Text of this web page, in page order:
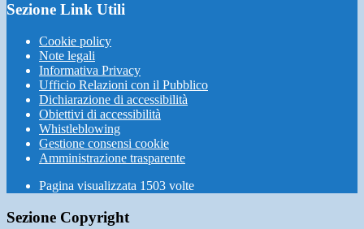
Sezione Link Utili
Cookie policy
Note legali
Informativa Privacy
Ufficio Relazioni con il Pubblico
Dichiarazione di accessibilità
Obiettivi di accessibilità
Whistleblowing
Gestione consensi cookie
Amministrazione trasparente
Pagina visualizzata 1503 volte
Sezione Copyright